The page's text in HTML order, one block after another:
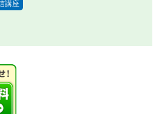
講座